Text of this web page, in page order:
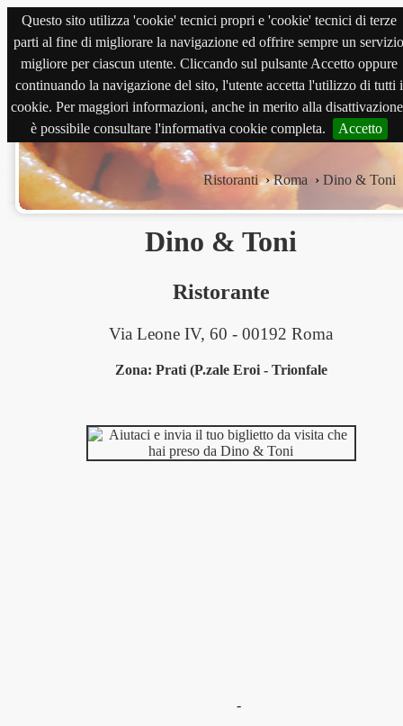
Questo sito utilizza 'cookie' tecnici propri e 'cookie' tecnici di terze
parti al fine di migliorare la navigazione ed offrire sempre un servizio
migliore per ciascun utente. Cliccando sul pulsante Accetto oppure
continuando la navigazione del sito, l'utente accetta l'utilizzo di tutti i
cookie. Per maggiori informazioni, anche in merito alla
è possibile consultare l'informativa cookie completa.
Accetto
magnabene.com
Ristoranti ›Roma › Dino & Toni
Dino & Toni
Ristorante
Via Leone IV, 60 - 00192 Roma
Zona: Prati (P.zale Eroi - Trionfale
-